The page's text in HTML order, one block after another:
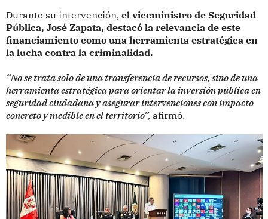
Durante su intervención, el viceministro de Seguridad
Pública, José Zapata, destacó la relevancia de este
financiamiento como una herramienta estratégica en
la lucha contra la criminalidad.
“No se trata solo de una transferencia de recursos, sino de una
herramienta estratégica para orientar la inversión pública en
seguridad ciudadana y asegurar intervenciones con impacto
concreto y medible en el territorio”, afirmó.